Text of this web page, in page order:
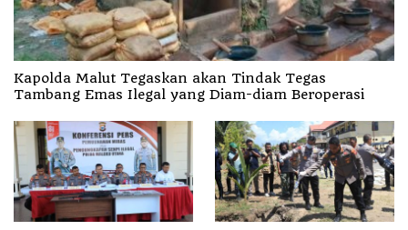
Kapolda Malut Tegaskan akan Tindak Tegas
Tambang Emas Ilegal yang Diam-diam Beroperasi